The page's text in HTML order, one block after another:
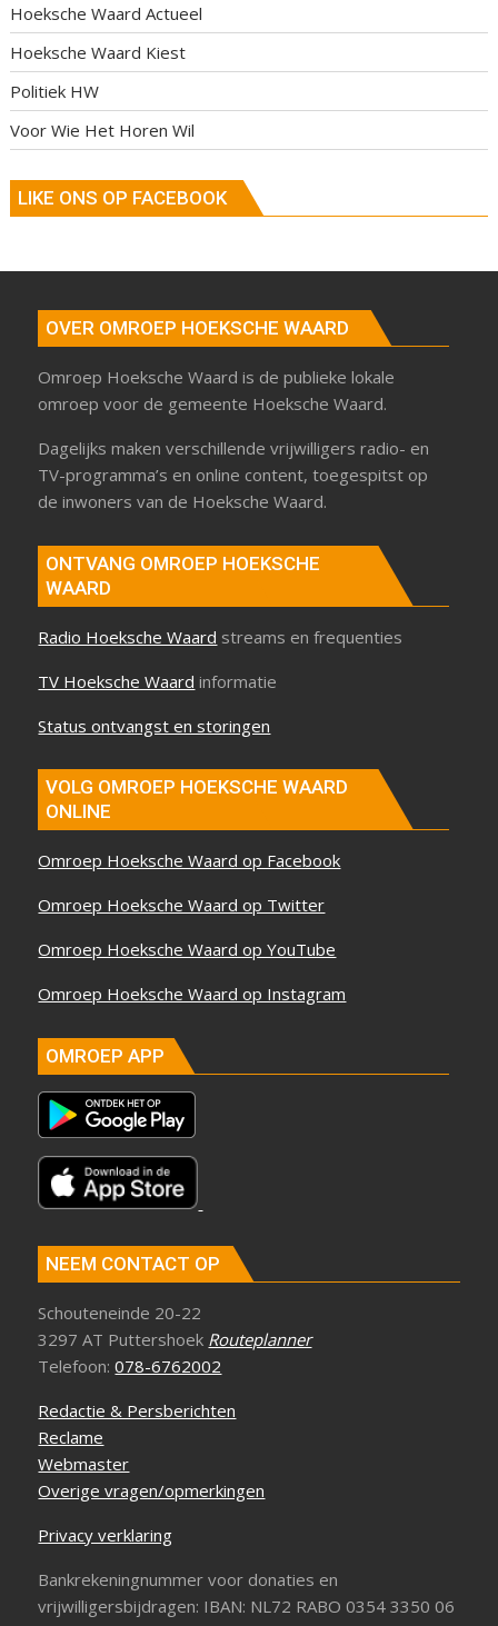
Hoeksche Waard Actueel
Hoeksche Waard Kiest
Politiek HW
Voor Wie Het Horen Wil
LIKE ONS OP FACEBOOK
OVER OMROEP HOEKSCHE WAARD
Omroep Hoeksche Waard is de publieke lokale
omroep voor de gemeente Hoeksche Waard.
Dagelijks maken verschillende vrijwilligers radio- en
TV-programma’s en online content, toegespitst op
de inwoners van de Hoeksche Waard.
ONTVANG OMROEP HOEKSCHE
WAARD
Radio Hoeksche Waard streams en frequenties
TV Hoeksche Waard informatie
Status ontvangst en storingen
VOLG OMROEP HOEKSCHE WAARD
ONLINE
Omroep Hoeksche Waard op Facebook
Omroep Hoeksche Waard op Twitter
Omroep Hoeksche Waard op YouTube
Omroep Hoeksche Waard op Instagram
OMROEP APP
NEEM CONTACT OP
Schouteneinde 20-22
3297 AT Puttershoek Routeplanner
Telefoon:078-6762002
Redactie & Persberichten
Reclame
Webmaster
Overige vragen/opmerkingen
Privacy verklaring
Bankrekeningnummer voor donaties en
vrijwilligersbijdragen: IBAN: NL72 RABO 0354 3350 06